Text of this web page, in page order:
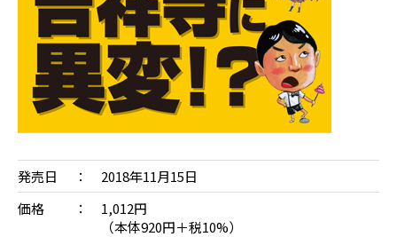
発売日
2018年11月15日
価格
1,012円
（本体920円＋税10%）